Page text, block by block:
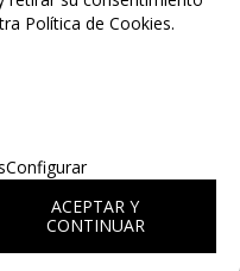
Política de Cookies.
Configurar
ACEPTAR Y
CONTINUAR